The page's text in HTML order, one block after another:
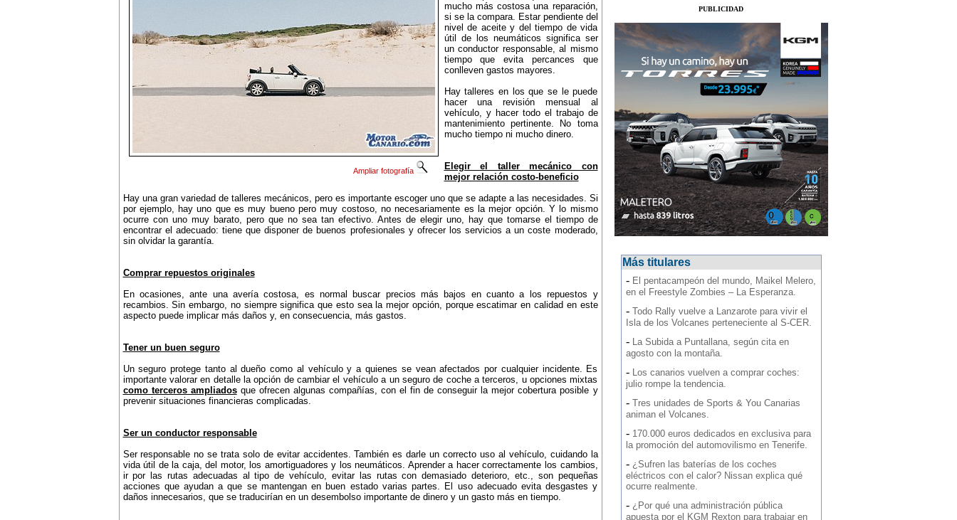
Ampliar fotografía
mucho más costosa una reparación,
si se la compara. Estar pendiente del
nivel de aceite y del tiempo de vida
útil de los neumáticos significa ser
un conductor responsable, al mismo
tiempo que evita percances que
conlleven gastos mayores.
Hay talleres en los que se le puede
hacer una revisión mensual al
vehículo, y hacer todo el trabajo de
mantenimiento pertinente. No toma
mucho tiempo ni mucho dinero.
Elegir el taller mecánico con
mejor relación costo-beneficio
Hay una gran variedad de talleres mecánicos, pero es importante escoger uno que se adapte a las necesidades. Si
por ejemplo, hay uno que es muy bueno pero muy costoso, no necesariamente es la mejor opción. Y lo mismo
ocurre con uno muy barato, pero que no sea tan efectivo. Antes de elegir uno, hay que tomarse el tiempo de
encontrar el adecuado: tiene que disponer de buenos profesionales y ofrecer los servicios a un coste moderado,
sin olvidar la garantía.
Comprar repuestos originales
En ocasiones, ante una avería costosa, es normal buscar precios más bajos en cuanto a los repuestos y
recambios. Sin embargo, no siempre significa que esto sea la mejor opción, porque escatimar en calidad en este
aspecto puede implicar más daños y, en consecuencia, más gastos.
Tener un buen seguro
Un seguro protege tanto al dueño como al vehículo y a quienes se vean afectados por cualquier incidente. Es
importante valorar en detalle la opción de cambiar el vehículo a un seguro de coche a terceros, u opciones mixtas
como terceros ampliadosque ofrecen algunas compañías, con el fin de conseguir la mejor cobertura posible y
prevenir situaciones financieras complicadas.
Ser un conductor responsable
Ser responsable no se trata solo de evitar accidentes. También es darle un correcto uso al vehículo, cuidando la
vida útil de la caja, del motor, los amortiguadores y los neumáticos. Aprender a hacer correctamente los cambios,
ir por las rutas adecuadas al tipo de vehículo, evitar las rutas con demasiado deterioro, etc., son pequeñas
acciones que ayudan a que se mantengan en buen estado varias partes. El uso adecuado evita desgastes y
daños innecesarios, que se traducirían en un desembolso importante de dinero y un gasto más en tiempo.
PUBLICIDAD
Más titulares
- El pentacampeón del mundo, Maikel Melero,
en el Freestyle Zombies – La Esperanza.
- Todo Rally vuelve a Lanzarote para vivir el
Isla de los Volcanes perteneciente al S-CER.
- La Subida a Puntallana, según cita en
agosto con la montaña.
- Los canarios vuelven a comprar coches:
julio rompe la tendencia.
- Tres unidades de Sports & You Canarias
animan el Volcanes.
- 170.000 euros dedicados en exclusiva para
la promoción del automovilismo en Tenerife.
- ¿Sufren las baterías de los coches
eléctricos con el calor? Nissan explica qué
ocurre realmente.
- ¿Por qué una administración pública
apuesta por el KGM Rexton para trabajar en